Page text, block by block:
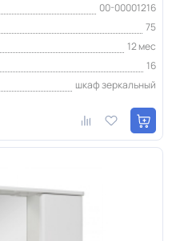
00-00001216
75
12 мес
16
шкаф зеркальный